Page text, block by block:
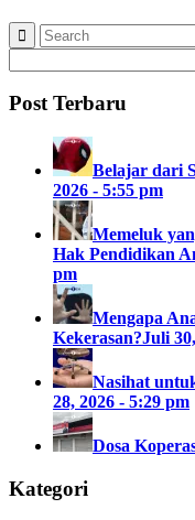
Post Terbaru
Belajar dari
2026 - 5:55 pm
Memeluk
Hak Pendidikan
pm
Mengapa
Kekerasan?Juli
Nasihat
28, 2026 - 5:29 pm
Dosa
Kategori